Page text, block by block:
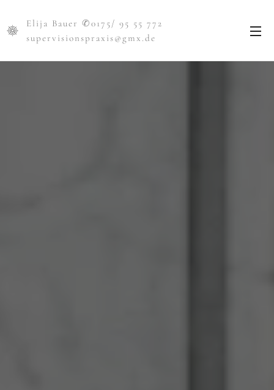
Elija Bauer ✆0175/ 95 55 772
supervisionspraxis@gmx.de